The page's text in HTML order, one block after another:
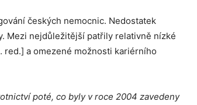
českých nemocnic. Nedostatek
Mezi nejdůležitější patřily relativně nízké
a omezené možnosti kariérního
poté, co byly v roce 2004 zavedeny